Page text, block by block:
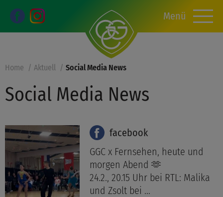
Home Aktuell Social Media News
Social Media News
facebook
GGC x Fernsehen, heute und
morgen Abend 🫶
24.2., 20.15 Uhr bei RTL: Malika
und Zsolt bei ...
Menü